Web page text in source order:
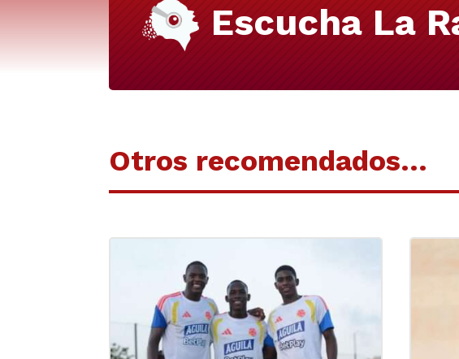
Escucha La
Otros recomendados…